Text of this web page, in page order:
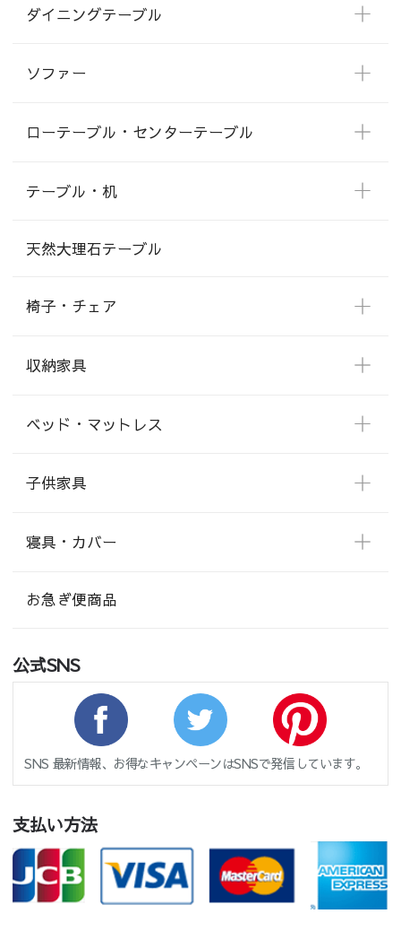
ダイニングテーブル
ソファー
ローテーブル・センターテーブル
テーブル・机
天然大理石テーブル
椅子・チェア
収納家具
ベッド・マットレス
子供家具
寝具・カバー
お急ぎ便商品
公式SNS
SNS 最新情報、お得なキャンペーンはSNSで発信しています。
支払い方法